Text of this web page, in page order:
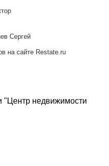
Сергей
на сайте Restate.ru
"Центр недвижимости